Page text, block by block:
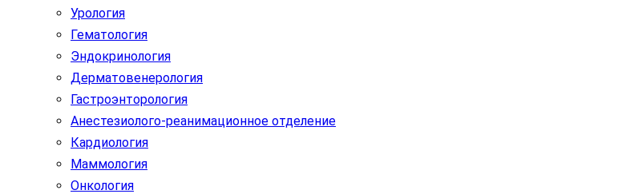
Урология
Гематология
Эндокринология
Дерматовенерология
Гастроэнторология
Анестезиолого-реанимационное отделение
Кардиология
Маммология
Онкология